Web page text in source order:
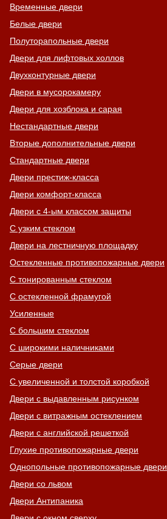
Временные двери
Белые двери
Полуторапольные двери
Двери для лифтовых холлов
Двухконтурные двери
Двери в мусорокамеру
Двери для хозблока и сарая
Нестандартные двери
Вторые дополнительные двери
Стандартные двери
Двери престиж-класса
Двери комфорт-класса
Двери с 4-ым классом защиты
С узким стеклом
Двери на лестничную площадку
Остекленные противопожарные двери
С тонированным стеклом
С остекленной фрамугой
Усиленные
С большим стеклом
С широкими наличниками
Серые двери
С увеличенной и толстой коробкой
Двери с выдавленным рисунком
Двери с витражным остеклением
Двери с английской решеткой
Глухие противопожарные двери
Однопольные противопожарные двери
Двери со львом
Двери Антипаника